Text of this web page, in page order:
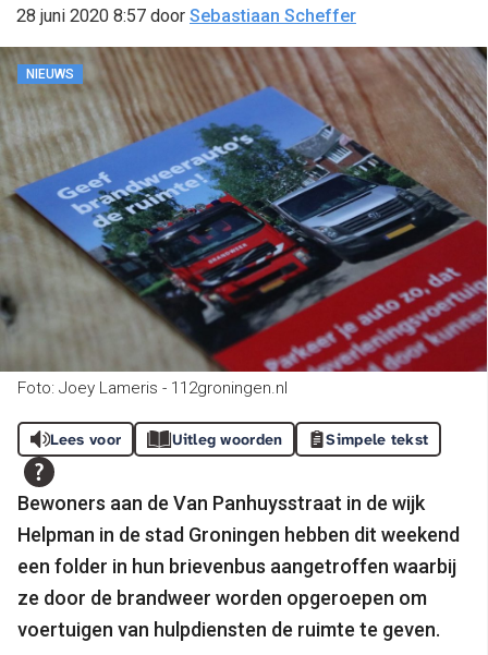
28 juni 2020 8:57 door Sebastiaan Scheffer
NIEUWS
Foto: Joey Lameris - 112groningen.nl
Lees voor Uitleg woorden Simpele tekst
Bewoners aan de Van Panhuysstraat in de wijk
Helpman in de stad Groningen hebben dit weekend
een folder in hun brievenbus aangetroffen waarbij
ze door de brandweer worden opgeroepen om
voertuigen van hulpdiensten de ruimte te geven.